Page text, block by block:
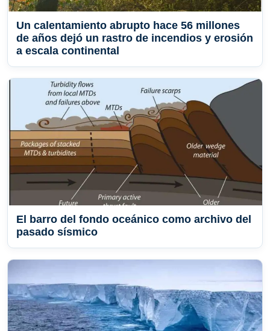
Un calentamiento abrupto hace 56 millones
de años dejó un rastro de incendios y erosión
a escala continental
El barro del fondo oceánico como archivo del
pasado sísmico